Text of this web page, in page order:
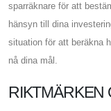
sparräknare för att
hänsyn till dina
situation för att beräkna
nå dina mål.
RIKTMÄRKEN